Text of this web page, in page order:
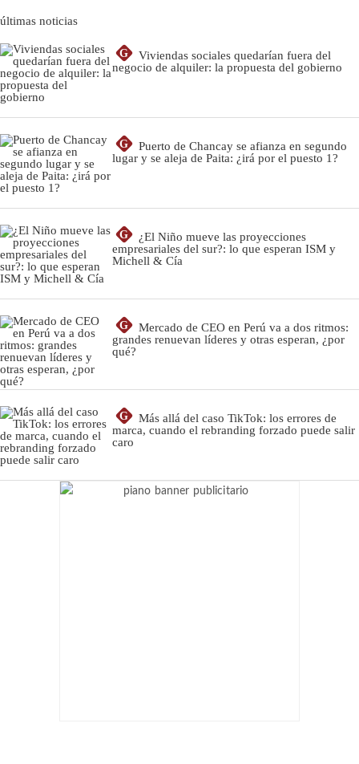
últimas noticias
G
Viviendas sociales quedarían fuera del
negocio de alquiler: la propuesta del gobierno
G
Puerto de Chancay se afianza en segundo
lugar y se aleja de Paita: ¿irá por el puesto 1?
G
¿El Niño mueve las proyecciones
empresariales del sur?: lo que esperan ISM y
Michell & Cía
G
Mercado de CEO en Perú va a dos ritmos:
grandes renuevan líderes y otras esperan, ¿por
qué?
G
Más allá del caso TikTok: los errores de
marca, cuando el rebranding forzado puede salir
caro